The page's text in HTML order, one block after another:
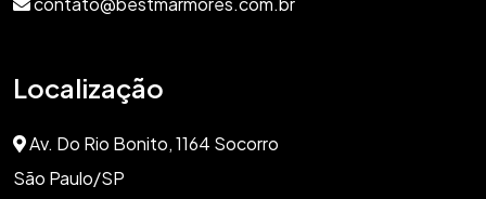
Localização
Av. Do Rio Bonito, 1164 Socorro
São Paulo/SP